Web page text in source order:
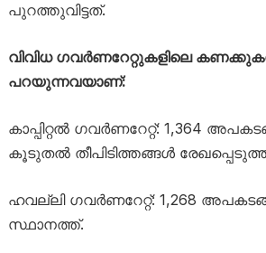
പുറത്തുവിട്ടത്.
വിവിധ ഗവർണറേറ്റുകളിലെ
പറയുന്നവയാണ്:
കാപ്പിറ്റൽ ഗവർണറേറ്റ്: 1,364
കൂടുതൽ തീപിടിത്തങ്ങൾ
ഹവല്ലി ഗവർണറേറ്റ്: 1,268
സ്ഥാനത്ത്.